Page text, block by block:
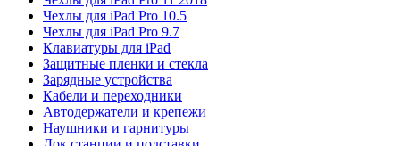
Чехлы для iPad Pro 10.5
Чехлы для iPad Pro 9.7
Клавиатуры для iPad
Защитные пленки и стекла
Зарядные устройства
Кабели и переходники
Автодержатели и крепежи
Наушники и гарнитуры